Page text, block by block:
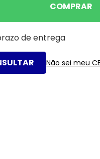
COMPRAR
de entrega
Não sei meu